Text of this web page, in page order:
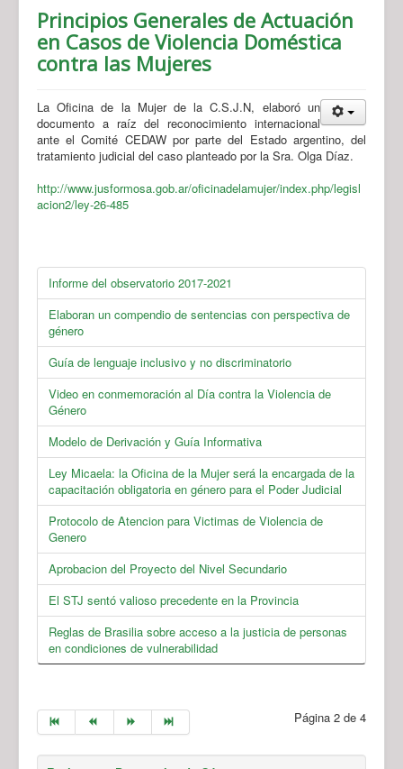
Principios Generales de Actuación
en Casos de Violencia Doméstica
contra las Mujeres
La Oficina de la Mujer de la C.S.J.N, elaboró un
documento a raíz del reconocimiento internacional
ante el Comité CEDAW por parte del Estado argentino, del
tratamiento judicial del caso planteado por la Sra. Olga Díaz.
http://www.jusformosa.gob.ar/oficinadelamujer/index.php/legisl
acion2/ley-26-485
Informe del observatorio 2017-2021
Elaboran un compendio de sentencias con perspectiva de
género
Guía de lenguaje inclusivo y no discriminatorio
Video en conmemoración al Día contra la Violencia de
Género
Modelo de Derivación y Guía Informativa
Ley Micaela: la Oficina de la Mujer será la encargada de la
capacitación obligatoria en género para el Poder Judicial
Protocolo de Atencion para Victimas de Violencia de
Genero
Aprobacion del Proyecto del Nivel Secundario
El STJ sentó valioso precedente en la Provincia
Reglas de Brasilia sobre acceso a la justicia de personas
en condiciones de vulnerabilidad
Página 2 de 4